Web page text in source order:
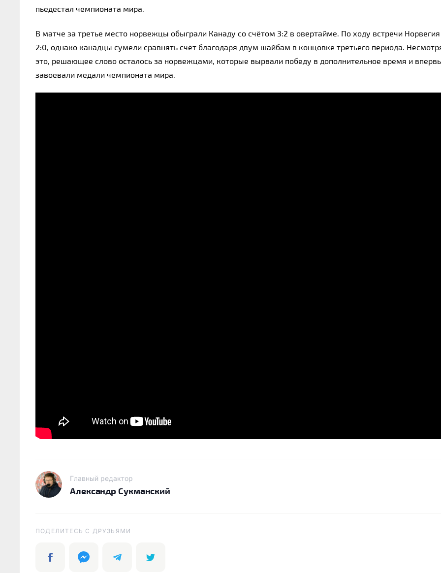
пьедестал чемпионата мира.
В матче за третье место норвежцы обыграли Канаду со счётом 3:2 в овертайме. По ходу встречи
2:0, однако канадцы сумели сравнять счёт благодаря двум шайбам в концовке третьего периода.
это, решающее слово осталось за норвежцами, которые вырвали победу в дополнительное время и
завоевали медали чемпионата мира.
Главный редактор
Александр Сукманский
ПОДЕЛИТЕСЬ C ДРУЗЬЯМИ